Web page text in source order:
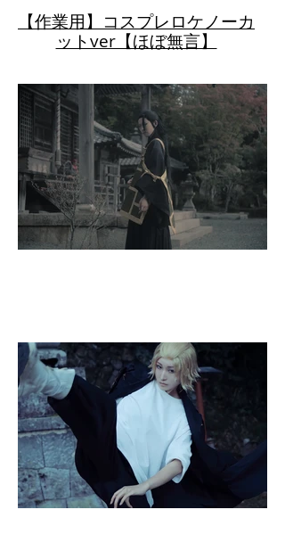
【作業用】コスプレロケノーカ
ットver【ほぼ無言】